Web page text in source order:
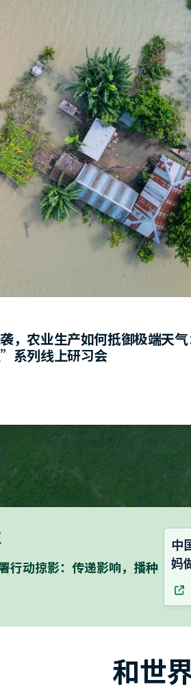
，农业生产如何抵御极端天
系列线上研习会
行动掠影：传递影响，播种
中
妈
和世